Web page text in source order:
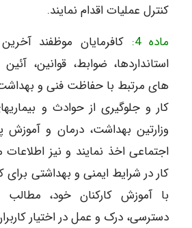
کنترل عملیات اقدام نمایند.
ماده 4:
کافرمایان موظفند
استانداردها، ضوابط، قوانین،
های مرتبط با حفاظت فنی و بهداشت
کار و جلوگیری از حوادث و
وزارتین بهداشت، درمان و آموزش
اجتماعی اخذ نمایند و نیز اطلاعات
کار در شرایط ایمنی و بهداشتی برای
با آموزش کارکنان خود،
دسترسی، درک و عمل در اختیار